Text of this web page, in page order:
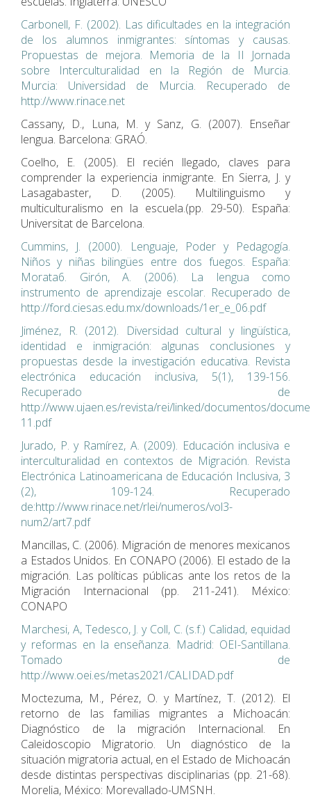
Carbonell, F. (2002). Las dificultades en la integración
de los alumnos inmigrantes: síntomas y causas.
Propuestas de mejora. Memoria de la II Jornada
sobre Interculturalidad en la Región de Murcia.
Murcia: Universidad de Murcia. Recuperado de
http://www.rinace.net
Cassany, D., Luna, M. y Sanz, G. (2007). Enseñar
lengua. Barcelona: GRAÓ.
Coelho, E. (2005). El recién llegado, claves para
comprender la experiencia inmigrante. En Sierra, J. y
Lasagabaster, D. (2005). Multilinguismo y
multiculturalismo en la escuela.(pp. 29-50). España:
Universitat de Barcelona.
Cummins, J. (2000). Lenguaje, Poder y Pedagogía.
Niños y niñas bilingües entre dos fuegos. España:
Morata6. Girón, A. (2006). La lengua como
instrumento de aprendizaje escolar. Recuperado de
http://ford.ciesas.edu.mx/downloads/1er_e_06.pdf
Jiménez, R. (2012). Diversidad cultural y lingüística,
identidad e inmigración: algunas conclusiones y
propuestas desde la investigación educativa. Revista
electrónica educación inclusiva, 5(1), 139-156.
Recuperado de
http://www.ujaen.es/revista/rei/linked/documentos/
11.pdf
Jurado, P. y Ramírez, A. (2009). Educación inclusiva e
interculturalidad en contextos de Migración. Revista
Electrónica Latinoamericana de Educación Inclusiva, 3
(2), 109-124. Recuperado
de:http://www.rinace.net/rlei/numeros/vol3-
num2/art7.pdf
Mancillas, C. (2006). Migración de menores mexicanos
a Estados Unidos. En CONAPO (2006). El estado de la
migración. Las políticas públicas ante los retos de la
Migración Internacional (pp. 211-241). México:
CONAPO
Marchesi, A, Tedesco, J. y Coll, C. (s.f.) Calidad, equidad
y reformas en la enseñanza. Madrid: OEI-Santillana.
Tomado de
http://www.oei.es/metas2021/CALIDAD.pdf
Moctezuma, M., Pérez, O. y Martínez, T. (2012). El
retorno de las familias migrantes a Michoacán:
Diagnóstico de la migración Internacional. En
Caleidoscopio Migratorio. Un diagnóstico de la
situación migratoria actual, en el Estado de Michoacán
desde distintas perspectivas disciplinarias (pp. 21-68).
Morelia, México: Morevallado-UMSNH.